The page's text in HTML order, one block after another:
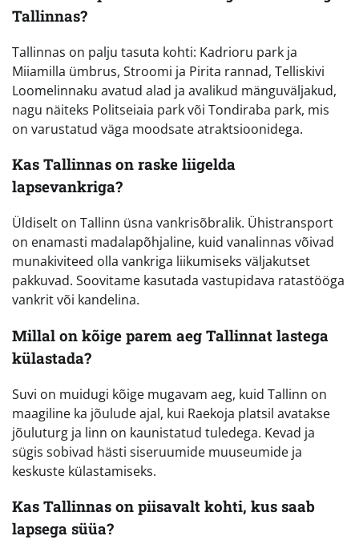
Tallinnas?
Tallinnas on palju tasuta kohti: Kadrioru park ja
Miiamilla ümbrus, Stroomi ja Pirita rannad, Telliskivi
Loomelinnaku avatud alad ja avalikud mänguväljakud,
nagu näiteks Politseiaia park või Tondiraba park, mis
on varustatud väga moodsate atraktsioonidega.
Kas Tallinnas on raske liigelda
lapsevankriga?
Üldiselt on Tallinn üsna vankrisõbralik. Ühistransport
on enamasti madalapõhjaline, kuid vanalinnas võivad
munakiviteed olla vankriga liikumiseks väljakutset
pakkuvad. Soovitame kasutada vastupidava ratastööga
vankrit või kandelina.
Millal on kõige parem aeg Tallinnat lastega
külastada?
Suvi on muidugi kõige mugavam aeg, kuid Tallinn on
maagiline ka jõulude ajal, kui Raekoja platsil avatakse
jõuluturg ja linn on kaunistatud tuledega. Kevad ja
sügis sobivad hästi siseruumide muuseumide ja
keskuste külastamiseks.
Kas Tallinnas on piisavalt kohti, kus saab
lapsega süüa?